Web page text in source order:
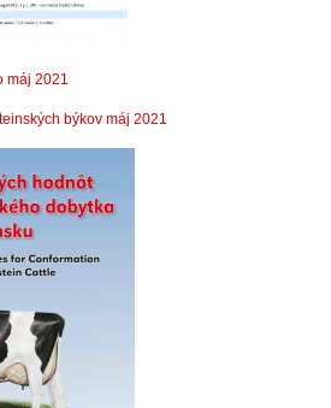
máj 2021
býkov máj 2021